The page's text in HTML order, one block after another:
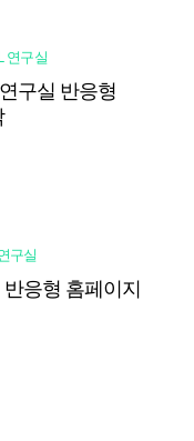
연구실
구실 반응형
구실
반응형 홈페이지